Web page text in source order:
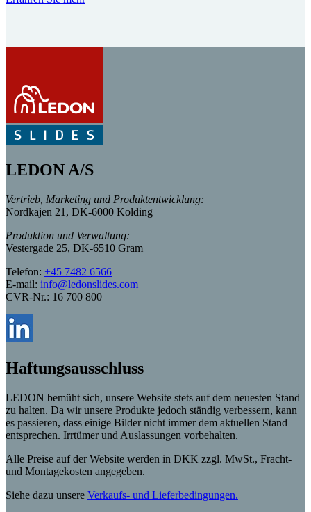
LEDON A/S
Vertrieb, Marketing und Produktentwicklung:
Nordkajen 21, DK-6000 Kolding
Produktion und Verwaltung:
Vestergade 25, DK-6510 Gram
Telefon: +45 7482 6566
E-mail: info@ledonslides.com
CVR-Nr.: 16 700 800
Haftungsausschluss
LEDON bemüht sich, unsere Website stets auf dem neuesten Stand
zu halten. Da wir unsere Produkte jedoch ständig verbessern, kann
es passieren, dass einige Bilder nicht immer dem aktuellen Stand
entsprechen. Irrtümer und Auslassungen vorbehalten.
Alle Preise auf der Website werden in DKK zzgl. MwSt., Fracht-
und Montagekosten angegeben.
Siehe dazu unsere Verkaufs- und Lieferbedingungen.